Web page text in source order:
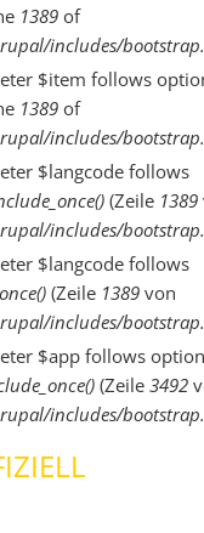
1389of
includes/
$item follows
1389of
includes/
$langcode follows
(Zeile 1389
includes/
$langcode follows
(Zeile 1389von
includes/
$app follows
(Zeile 3492
includes/